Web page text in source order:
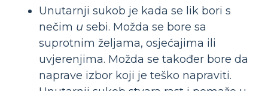
Unutarnji sukob je kada se lik bori s
nečim u sebi. Možda se bore sa
suprotnim željama, osjećajima ili
uvjerenjima. Možda se također bore da
naprave izbor koji je teško napraviti.